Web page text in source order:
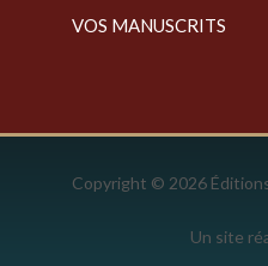
VOS MANUSCRITS
Copyright © 2026
Un site